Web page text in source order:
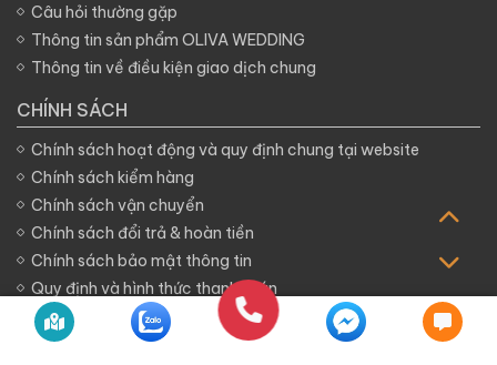
Câu hỏi thường gặp
Thông tin sản phẩm OLIVA WEDDING
Thông tin về điều kiện giao dịch chung
CHÍNH SÁCH
Chính sách hoạt động và quy định chung tại website
Chính sách kiểm hàng
Chính sách vận chuyển
Chính sách đổi trả & hoàn tiền
Chính sách bảo mật thông tin
Quy định và hình thức thanh toán